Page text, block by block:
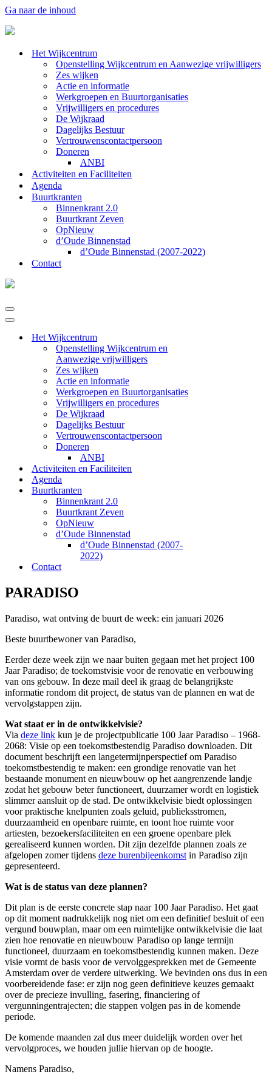
Ga naar de inhoud
Het Wijkcentrum
Openstelling Wijkcentrum en Aanwezige vrijwilligers
Zes wijken
Actie en informatie
Werkgroepen en Buurtorganisaties
Vrijwilligers en procedures
De Wijkraad
Dagelijks Bestuur
Vertrouwenscontactpersoon
Doneren
ANBI
Activiteiten en Faciliteiten
Agenda
Buurtkranten
Binnenkrant 2.0
Buurtkrant Zeven
OpNieuw
d’Oude Binnenstad
d’Oude Binnenstad (2007-2022)
Contact
Navigatie
Menu
Navigatie
Het Wijkcentrum
Openstelling Wijkcentrum en
Aanwezige vrijwilligers
Zes wijken
Actie en informatie
Werkgroepen en Buurtorganisaties
Vrijwilligers en procedures
De Wijkraad
Dagelijks Bestuur
Vertrouwenscontactpersoon
Doneren
ANBI
Activiteiten en Faciliteiten
Agenda
Buurtkranten
Binnenkrant 2.0
Buurtkrant Zeven
OpNieuw
d’Oude Binnenstad
d’Oude Binnenstad (2007-
2022)
Contact
PARADISO
Paradiso, wat ontving de buurt de week: ein januari 2026
Beste buurtbewoner van Paradiso,
Eerder deze week zijn we naar buiten gegaan met het project 100
Jaar Paradiso; de toekomstvisie voor de renovatie en verbouwing
van ons gebouw. In deze mail deel ik graag de belangrijkste
informatie rondom dit project, de status van de plannen en wat de
vervolgstappen zijn.
Wat staat er in de ontwikkelvisie?
Via deze link kun je de projectpublicatie 100 Jaar Paradiso – 1968-
2068: Visie op een toekomstbestendig Paradiso downloaden. Dit
document beschrijft een langetermijnperspectief om Paradiso
toekomstbestendig te maken: een grondige renovatie van het
bestaande monument en nieuwbouw op het aangrenzende landje
zodat het gebouw beter functioneert, duurzamer wordt en logistiek
slimmer aansluit op de stad. De ontwikkelvisie biedt oplossingen
voor praktische knelpunten zoals geluid, publieksstromen,
duurzaamheid en openbare ruimte, en toont hoe ruimte voor
artiesten, bezoekersfaciliteiten en een groene openbare plek
gerealiseerd kunnen worden. Dit zijn dezelfde plannen zoals ze
afgelopen zomer tijdens deze burenbijeenkomst in Paradiso zijn
gepresenteerd.
Wat is de status van deze plannen?
Dit plan is de eerste concrete stap naar 100 Jaar Paradiso. Het gaat
op dit moment nadrukkelijk nog niet om een definitief besluit of een
vergund bouwplan, maar om een ruimtelijke ontwikkelvisie die laat
zien hoe renovatie en nieuwbouw Paradiso op lange termijn
functioneel, duurzaam en toekomstbestendig kunnen maken. Deze
visie vormt de basis voor de vervolggesprekken met de Gemeente
Amsterdam over de verdere uitwerking. We bevinden ons dus in een
voorbereidende fase: er zijn nog geen definitieve keuzes gemaakt
over de precieze invulling, fasering, financiering of
vergunningentrajecten; die stappen volgen pas in de komende
periode.
De komende maanden zal dus meer duidelijk worden over het
vervolgproces, we houden jullie hiervan op de hoogte.
Namens Paradiso,